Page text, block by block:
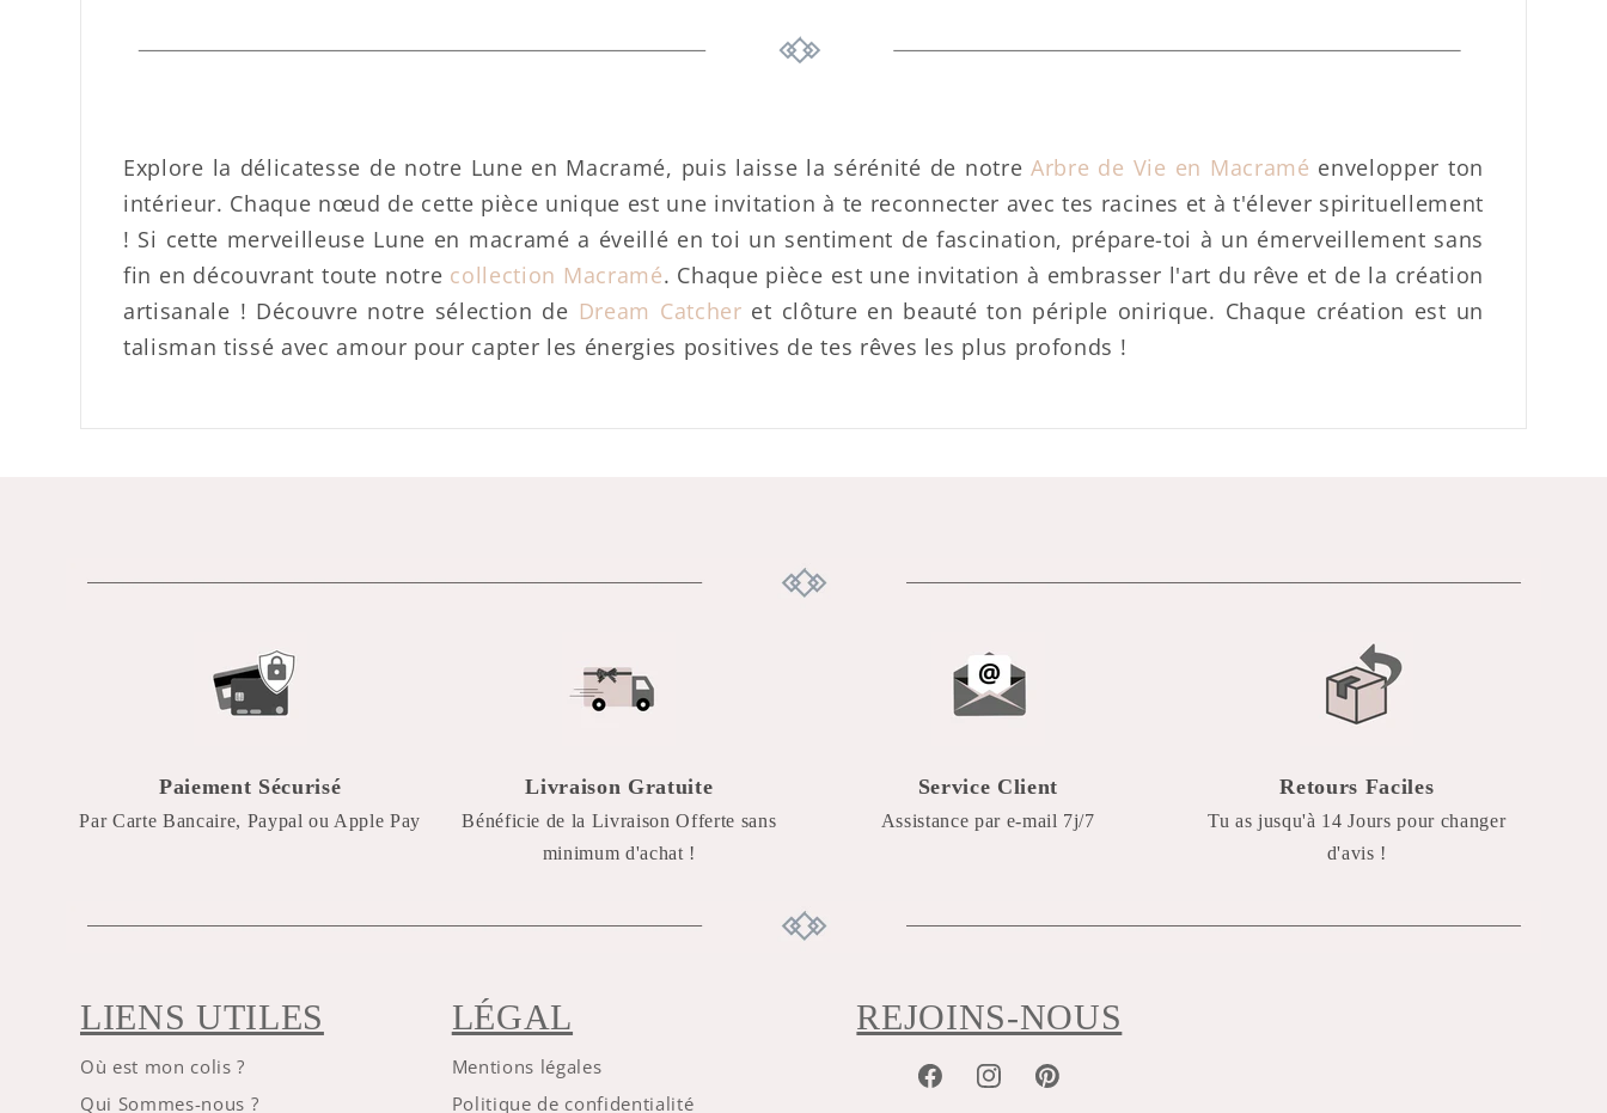
Explore la délicatesse de notre Lune en Macramé, puis laisse la sérénité de notreArbre de Vie en Macramé envelopper ton
intérieur. Chaque nœud de cette pièce unique est une invitation à te reconnecter avec tes racines et à t'élever spirituellement
! Si cette merveilleuse Lune en macramé a éveillé en toi un sentiment de fascination, prépare-toi à un émerveillement sans
fin en découvrant toute notre collection Macramé. Chaque pièce est une invitation à embrasser l'art du rêve et de la création
artisanale ! Découvre notre sélection de Dream Catcher et clôture en beauté ton périple onirique. Chaque création est un
talisman tissé avec amour pour capter les énergies positives de tes rêves les plus profonds !
Paiement Sécurisé
Par Carte Bancaire, Paypal ou Apple Pay
Livraison Gratuite
Bénéficie de la Livraison Offerte sans
minimum d'achat !
Service Client
Assistance par e-mail 7j/7
Retours Faciles
Tu as jusqu'à 14 Jours pour changer
d'avis !
LIENS UTILES
Où est mon colis ?
Qui Sommes-nous ?
LÉGAL
Mentions légales
Politique de confidentialité
REJOINS-NOUS
FacebookInstagramPinterest